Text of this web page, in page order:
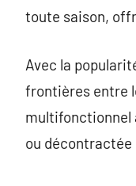
toute saison,
Avec la
frontières entre
multifonctionnel
ou